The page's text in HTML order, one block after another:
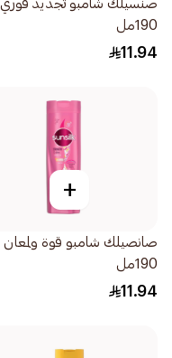
صنسيلك شامبو تجديد فوري
190مل
11.94
+
صانصيلك شامبو قوة ولمعان
190مل
11.94